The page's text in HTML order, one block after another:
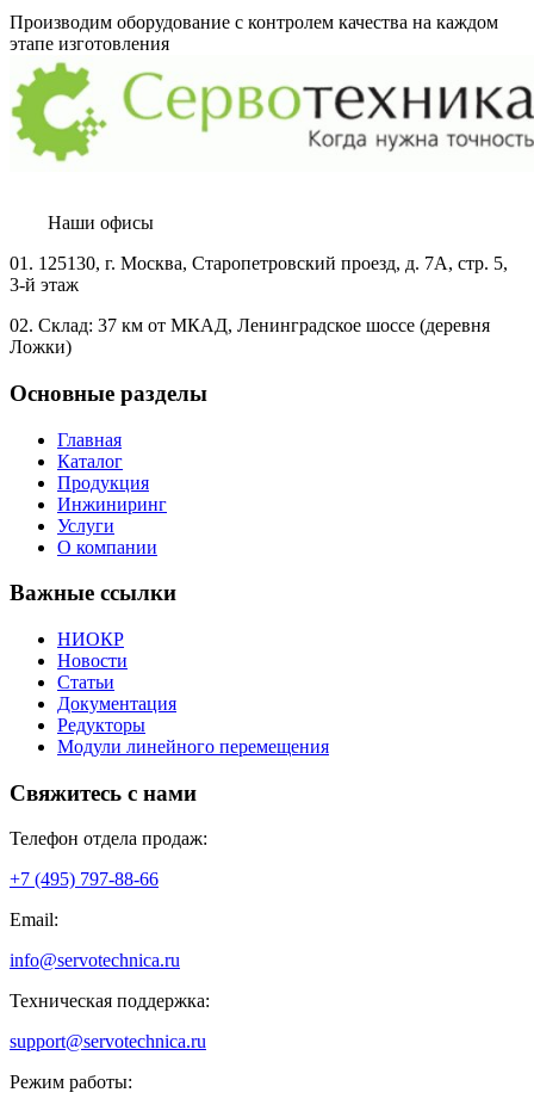
Производим оборудование с контролем качества на каждом
этапе изготовления
Наши офисы
01. 125130, г. Москва, Старопетровский проезд, д. 7А, стр. 5,
3-й этаж
02. Склад: 37 км от МКАД, Ленинградское шоссе (деревня
Ложки)
Основные разделы
Главная
Каталог
Продукция
Инжиниринг
Услуги
О компании
Важные ссылки
НИОКР
Новости
Статьи
Документация
Редукторы
Модули линейного перемещения
Свяжитесь с нами
Телефон отдела продаж:
+7 (495) 797-88-66
Email:
info@servotechnica.ru
Техническая поддержка:
support@servotechnica.ru
Режим работы: